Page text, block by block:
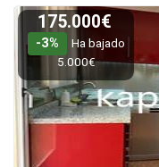
175.000€
-3%
Ha bajado
5.000€